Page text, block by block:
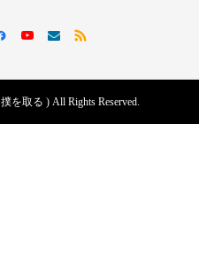
を取る ) All Rights Reserved.